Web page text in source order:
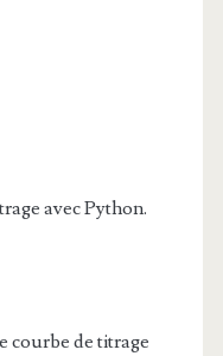
avec Python.
courbe de titrage